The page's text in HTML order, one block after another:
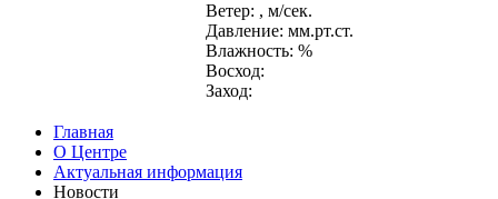
Ветер: , м/сек.
Давление: мм.рт.ст.
Влажность: %
Восход:
Заход:
Главная
О Центре
Актуальная информация
Новости